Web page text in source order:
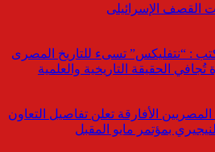
القصف الإسرائيلى
: “نتفليكس” تسىء للتاريخ المصرى
تُجافي الحقيقة التاريخية والعلمية
الأفارقة تعلن تفاصيل التعاون
بمؤتمر مايو المقبل